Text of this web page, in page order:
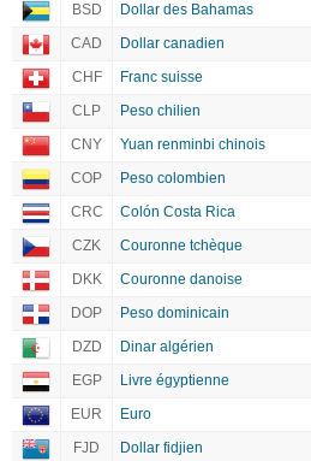
BSD
Dollar des Bahamas
CAD
Dollar canadien
CHF
Franc suisse
CLP
Peso chilien
CNY
Yuan renminbi chinois
COP
Peso colombien
CRC
Colón Costa Rica
CZK
Couronne tchèque
DKK
Couronne danoise
DOP
Peso dominicain
DZD
Dinar algérien
EGP
Livre égyptienne
EUR
Euro
FJD
Dollar fidjien